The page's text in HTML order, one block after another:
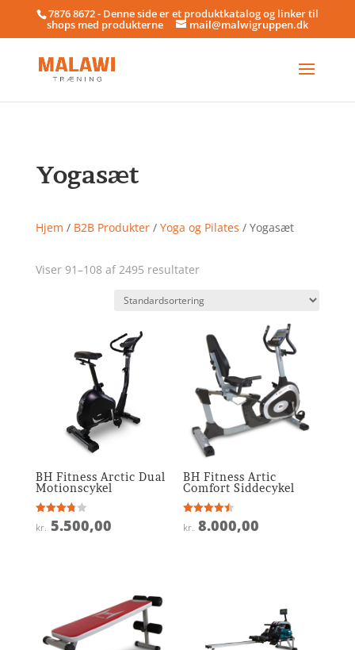
7876 8672 - Denne side er et produktkatalog og linker til
shops med produkterne mail@malwigruppen.dk
Yogasæt
Hjem / B2B Produkter/ Yoga og Pilates / Yogasæt
Viser 91–108 af 2495 resultater
BH Fitness Arctic Dual
Motionscykel
Vurderet
3.8
kr. 5.500,00
BH Fitness Artic
Comfort Siddecykel
Vurderet
4.5
kr. 8.000,00